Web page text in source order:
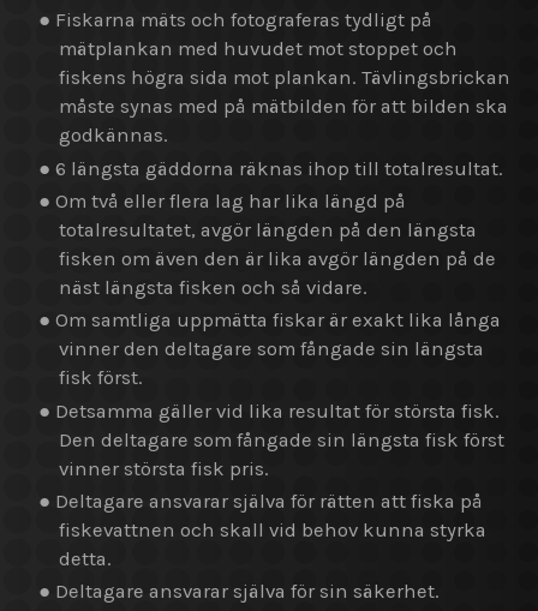
● Fiskarna mäts och fotograferas tydligt på
mätplankan med huvudet mot stoppet och
fiskens högra sida mot plankan. Tävlingsbrickan
måste synas med på mätbilden för att bilden ska
godkännas.
● 6 längsta gäddorna räknas ihop till totalresultat.
● Om två eller flera lag har lika längd på
totalresultatet, avgör längden på den längsta
fisken om även den är lika avgör längden på de
näst längsta fisken och så vidare.
● Om samtliga uppmätta fiskar är exakt lika långa
vinner den deltagare som fångade sin längsta
fisk först.
● Detsamma gäller vid lika resultat för största fisk.
Den deltagare som fångade sin längsta fisk först
vinner största fisk pris.
● Deltagare ansvarar själva för rätten att fiska på
fiskevattnen och skall vid behov kunna styrka
detta.
● Deltagare ansvarar själva för sin säkerhet.